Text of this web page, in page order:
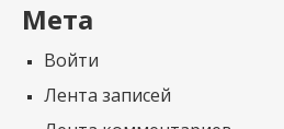
Мета
Войти
Лента записей